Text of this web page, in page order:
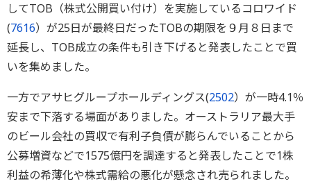
してTOB（株式公開買い付け）を実施しているコロワイド
(7616）が25日が最終日だったTOBの期限を９月８日まで
延長し、TOB成立の条件も引き下げると発表したことで買
いを集めました。
一方でアサヒグループホールディングス(2502）が一時4.1％
安まで下落する場面がありました。オーストラリア最大手
のビール会社の買収で有利子負債が膨らんでいることから
公募増資などで1575億円を調達すると発表したことで1株
利益の希薄化や株式需給の悪化が懸念され売られました。